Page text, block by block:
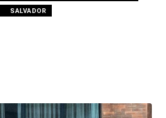
SALVADOR